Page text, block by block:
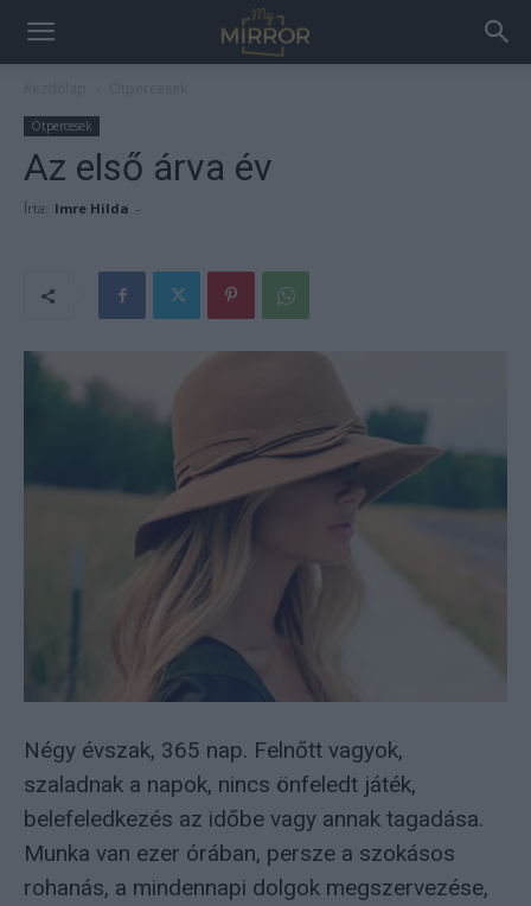
Ötpercesek
Az első árva év
Írta: Imre Hilda -
Négy évszak, 365 nap. Felnőtt vagyok,
szaladnak a napok, nincs önfeledt játék,
belefeledkezés az időbe vagy annak tagadása.
Munka van ezer órában, persze a szokásos
rohanás, a mindennapi dolgok megszervezése,